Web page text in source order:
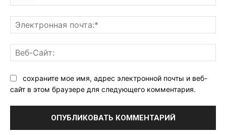
сохраните мое имя, адрес электронной почты и веб-
сайт в этом браузере для следующего комментария.